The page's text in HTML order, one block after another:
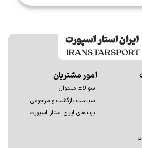
امور مشتریان
سوالات متدوال
سیاست بازگشت و مرجوعی
برندهای ایران استار اسپورت